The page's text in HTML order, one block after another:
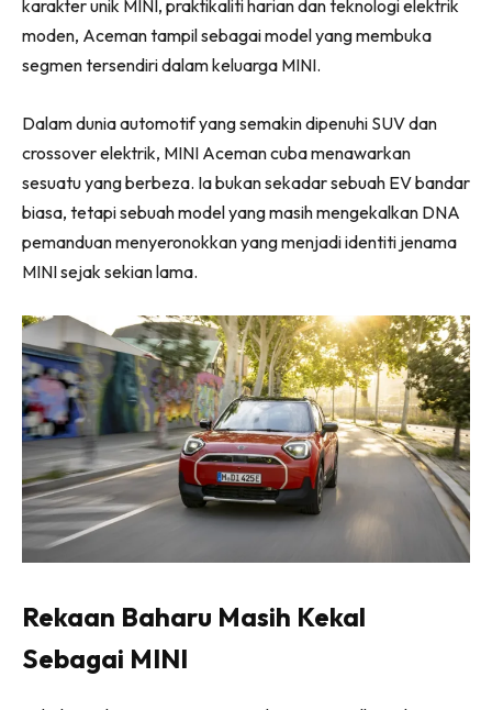
karakter unik MINI, praktikaliti harian dan teknologi elektrik
moden, Aceman tampil sebagai model yang membuka
segmen tersendiri dalam keluarga MINI.
Dalam dunia automotif yang semakin dipenuhi SUV dan
crossover elektrik, MINI Aceman cuba menawarkan
sesuatu yang berbeza. Ia bukan sekadar sebuah EV bandar
biasa, tetapi sebuah model yang masih mengekalkan DNA
pemanduan menyeronokkan yang menjadi identiti jenama
MINI sejak sekian lama.
Rekaan Baharu Masih Kekal
Sebagai MINI